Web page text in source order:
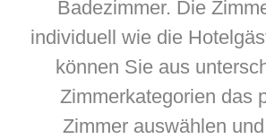
Badezimmer. Die
individuell wie die
können Sie aus
Zimmerkategorien das
Zimmer auswählen